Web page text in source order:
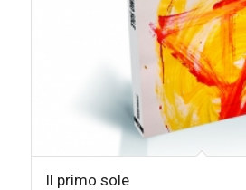
Il primo sole